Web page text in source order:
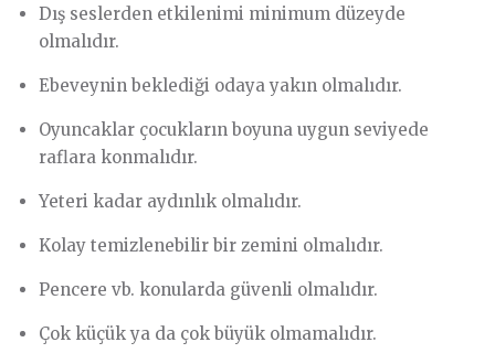
Dış seslerden etkilenimi minimum düzeyde
olmalıdır.
Ebeveynin beklediği odaya yakın olmalıdır.
Oyuncaklar çocukların boyuna uygun seviyede
raflara konmalıdır.
Yeteri kadar aydınlık olmalıdır.
Kolay temizlenebilir bir zemini olmalıdır.
Pencere vb. konularda güvenli olmalıdır.
Çok küçük ya da çok büyük olmamalıdır.